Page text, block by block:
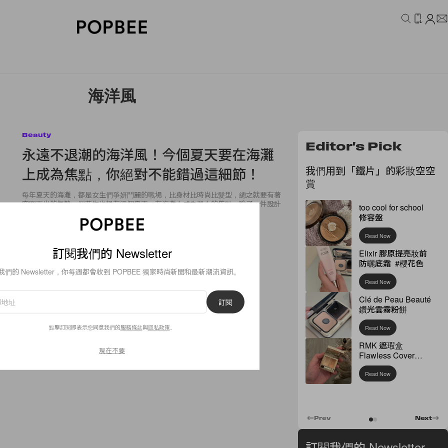
海洋風
Beauty
永遠不退潮的海洋風！今個夏天要在海灘
上成為焦點，你絕對不能錯過這細節！
每年夏天的海灘，都是女生們爭妍鬥麗的戰場，比身材比時尚比髮型，總之就要有著
突圍而出的氣勢。假若你也想在這個夏天，在海灘上成為眾人的焦點，除了一件設計
2017年5月18日
5 0
Editor's Pick
我們用到「鐵片」的彩妝空空
賞
too cool for school
修容盤
Read Now
Elixir 膠原提亮妝前
防曬底霜 #櫻花色
Read Now
Clé de Peau Beauté
鑽光雲霧粉餅
Read Now
RMK 遮瑕盒
Flawless Cover
Concealer
Read Now
Next
Prev
訂閱我們的 Newsletter
們的 Newsletter，你每週都會收到 POPBEE 獨家時尚新聞和最新潮流資訊。
訂閱
點擊訂閱即表示您同意我們的服務條款與隱私政策
現在不要